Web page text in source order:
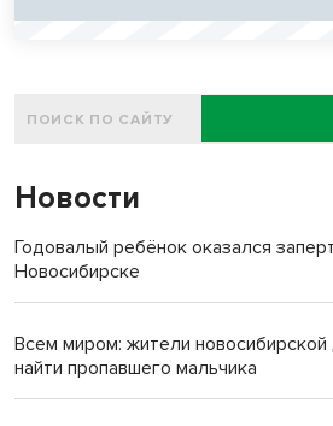
Новости
Годовалый ребёнок оказался
Новосибирске
Всем миром: жители новосибирской
найти пропавшего мальчика